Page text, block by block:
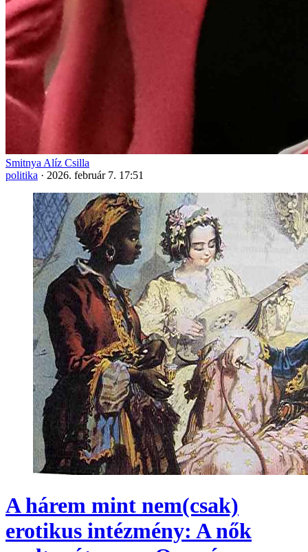
Smitnya Alíz Csilla
politika · 2026. február 7. 17:51
A hárem mint nem(csak)
erotikus intézmény: A nők